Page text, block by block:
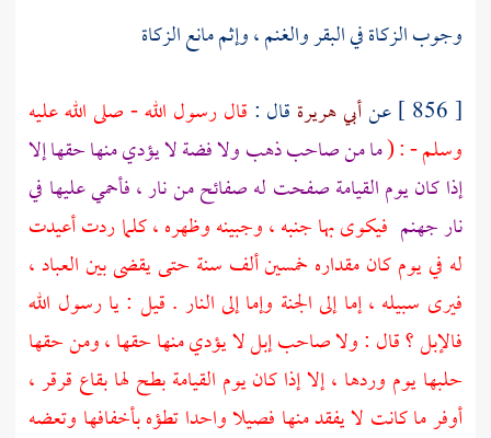
وجوب الزكاة في البقر والغنم ، وإثم مانع الزكاة
[ 856 ] عن
أبي هريرة قال : قال رسول الله - صلى الله عليه
وسلم - : (ما من صاحب ذهب ولا فضة لا يؤدي منها حقها إلا
إذا كان يوم القيامة صفحت له صفائح من نار ، فأحمي عليها في
نار جهنم فيكوى بها جنبه ، وجبينه وظهره ، كلما ردت أعيدت
له في يوم كان مقداره خمسين ألف سنة حتى يقضى بين العباد ،
فيرى سبيله ، إما إلى الجنة وإما إلى النار . قيل : يا رسول الله
فالإبل ؟ قال : ولا صاحب إبل لا يؤدي منها حقها ، ومن حقها
حلبها يوم وردها ، إلا إذا كان يوم القيامة بطح لها بقاع قرقر ،
أوفر ما كانت لا يفقد منها فصيلا واحدا تطؤه بأخفافها وتعضه